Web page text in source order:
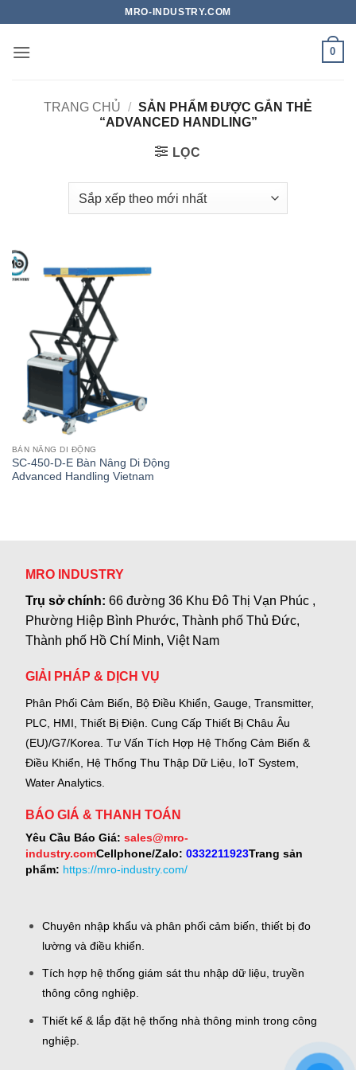
nội
MRO-INDUSTRY.COM
0
TRANG CHỦ / SẢN PHẨM ĐƯỢC GẮN THẺ
“ADVANCED HANDLING”
LỌC
BÀN NÂNG DI ĐỘNG
SC-450-D-E Bàn Nâng Di Động
Advanced Handling Vietnam
MRO INDUSTRY
Trụ sở chính:66 đường 36 Khu Đô Thị Vạn Phúc ,
Phường Hiệp Bình Phước, Thành phố Thủ Đức,
Thành phố Hồ Chí Minh, Việt Nam
GIẢI PHÁP & DỊCH VỤ
Phân Phối Cảm Biến, Bộ Điều Khiển, Gauge, Transmitter,
PLC, HMI, Thiết Bị Điện. Cung Cấp Thiết Bị Châu Âu
(EU)/G7/Korea. Tư Vấn Tích Hợp Hệ Thống Cảm Biến &
Điều Khiển, Hệ Thống Thu Thập Dữ Liệu, IoT System,
Water Analytics.
BÁO GIÁ & THANH TOÁN
Yêu Cầu Báo Giá: sales@mro-
industry.comCellphone/Zalo: 0332211923Trang sản
phẩm: https://mro-industry.com/
Chuyên nhập khẩu và phân phối cảm biến, thiết bị đo
lường và điều khiển.
Tích hợp hệ thống giám sát thu nhập dữ liệu, truyền
thông công nghiệp.
Thiết kế & lắp đặt hệ thống nhà thông minh trong công
nghiệp.